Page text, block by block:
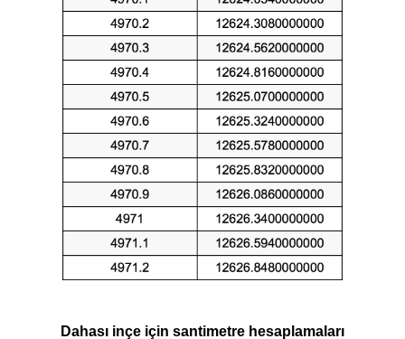
Dahası inçe için santimetre hesaplamaları